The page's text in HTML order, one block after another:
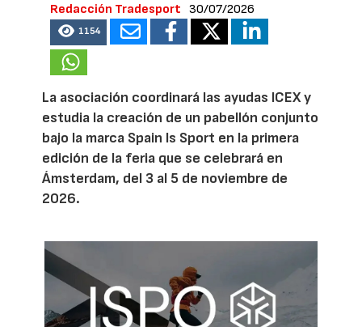
Redacción Tradesport 30/07/2026
1154
La asociación coordinará las ayudas ICEX y
estudia la creación de un pabellón conjunto
bajo la marca Spain Is Sport en la primera
edición de la feria que se celebrará en
Ámsterdam, del 3 al 5 de noviembre de
2026.